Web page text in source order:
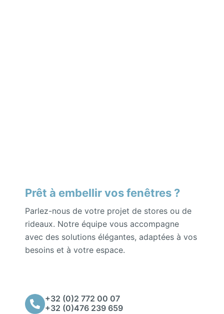
Prêt à embellir vos fenêtres ?
Parlez-nous de votre projet de stores ou de
rideaux. Notre équipe vous accompagne
avec des solutions élégantes, adaptées à vos
besoins et à votre espace.
+32 (0)2 772 00 07
+32 (0)476 239 659